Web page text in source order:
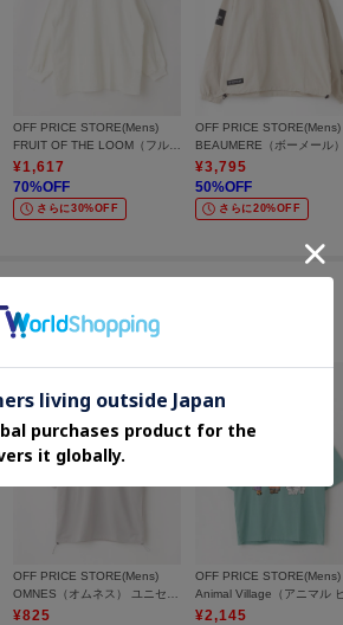
についている洗濯表示にてご確認下さい。
により生地感が異なる場合がございます。
なるよう努力しておりますが、パソコン・スマ
、若干製品と画像のカラーが異なる場合もござ
強い場合がございます。
情報・在庫状況をメルマガにてお知らせ。
一覧をチェックでき、自分だけのお買い物リス
OFF PRICE STORE(Mens)
¥1,617
70%OFF
さらに30%OFF
OFF PRICE STORE(Mens)
¥3,795
50%OFF
さらに20%OFF
を見た人はコチラの商品も
チェックしています
OFF PRICE STORE(Mens)
¥825
OFF PRICE STORE(Mens)
¥2,145